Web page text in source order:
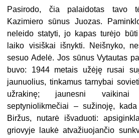
Pasirodo, čia palaidotas tavo
Kazimiero sūnus Juozas.
neleido statyti, jo kapas turėjo
laiko visiškai išnykti. Neišnyko,
sesuo Adelė. Jos sūnus Vytautas
buvo: 1944 metais užėję rusai
jaunuolius, tinkamus tarnybai
užrakinę; jaunesni vaikinai
septyniolikmečiai – sužinoję,
Biržus, nutarė išvaduoti:
griovyje laukė atvažiuojančio